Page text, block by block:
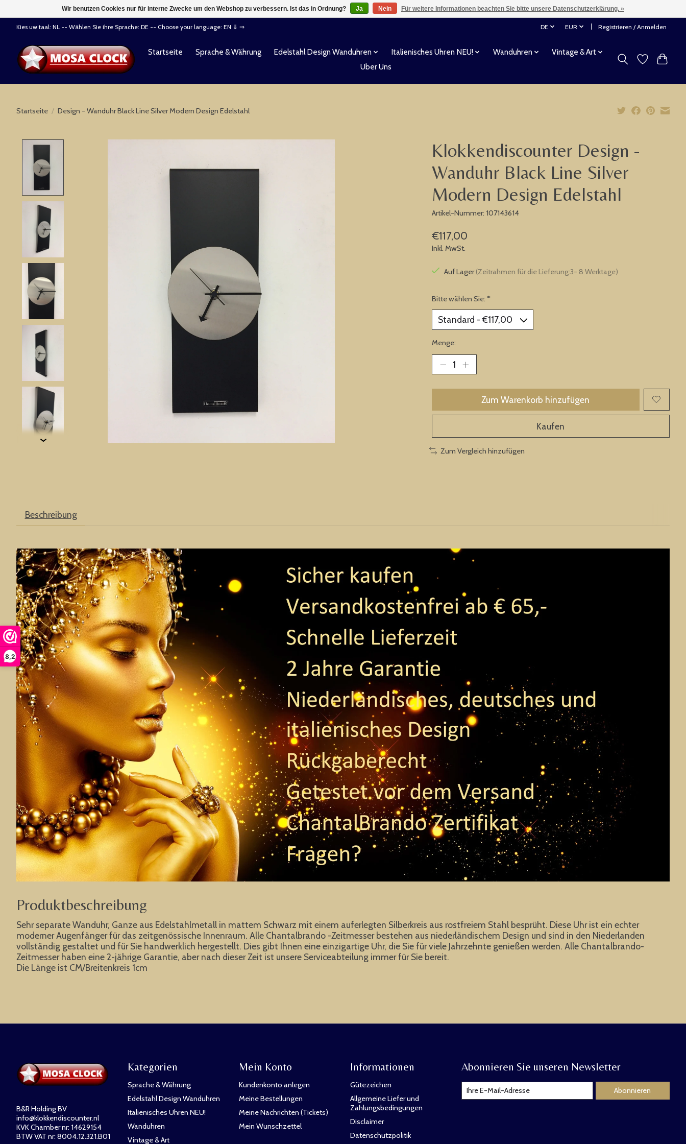
8,2
Kies uw taal: NL -- Wählen Sie ihre Sprache: DE -- Choose your language: EN ⇓ ⇒ DE EUR Registrieren / Anmelden
Startseite Sprache & Währung Edelstahl Design Wanduhren Italienisches Uhren NEU! Wanduhren
Vintage & Art
Uber Uns
Startseite / Design - Wanduhr Black Line Silver Modern Design Edelstahl
Klokkendiscounter Design -
Wanduhr Black Line Silver
Modern Design Edelstahl
Artikel-Nummer: 107143614
€117,00
Inkl. MwSt.
Auf Lager(Zeitrahmen für die Lieferung:3- 8 Werktage)
Bitte wählen Sie: *
Menge:
Zum Warenkorb hinzufügen
Kaufen
Zum Vergleich hinzufügen
Beschreibung
Produktbeschreibung
Sehr separate Wanduhr, Ganze aus Edelstahlmetall in mattem Schwarz mit einem auferlegten Silberkreis aus rostfreiem Stahl besprüht. Diese Uhr ist ein echter
moderner Augenfänger für das zeitgenössische Innenraum. Alle Chantalbrando -Zeitmesser bestehen aus niederländischem Design und sind in den Niederlanden
vollständig gestaltet und für Sie handwerklich hergestellt. Dies gibt Ihnen eine einzigartige Uhr, die Sie für viele Jahrzehnte genießen werden. Alle Chantalbrando-
Zeitmesser haben eine 2-jährige Garantie, aber nach dieser Zeit ist unsere Serviceabteilung immer für Sie bereit.
Die Länge ist CM/Breitenkreis 1cm
B&R Holding BV
info@klokkendiscounter.nl
KVK Chamber nr: 14629154
BTW VAT nr: 8004.12.321.B01
Kategorien
Sprache & Währung
Edelstahl Design Wanduhren
Italienisches Uhren NEU!
Wanduhren
Vintage & Art
Mein Konto
Kundenkonto anlegen
Meine Bestellungen
Meine Nachrichten (Tickets)
Mein Wunschzettel
Informationen
Gütezeichen
Allgemeine Liefer und
Zahlungsbedingungen
Disclaimer
Datenschutzpolitik
Abonnieren Sie unseren Newsletter
Abonnieren
Wir benutzen Cookies nur für interne Zwecke um den Webshop zu verbessern. Ist das in Ordnung? Ja Nein Für weitere Informationen beachten Sie bitte unsere Datenschutzerklärung. »